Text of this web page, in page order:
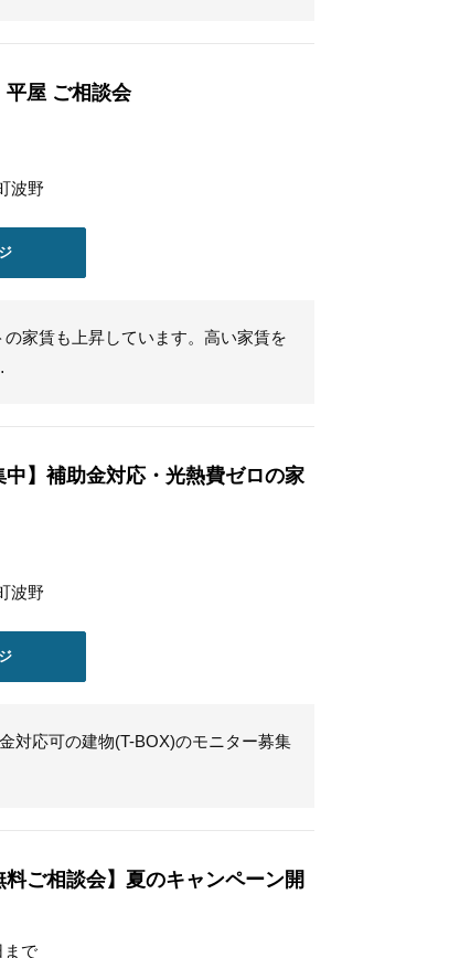
平屋 ご相談会
波野
家賃も上昇しています。高い家賃を
中】補助金対応・光熱費ゼロの家
波野
対応可の建物(T-BOX)のモニター募集
料ご相談会】夏のキャンペーン開
まで